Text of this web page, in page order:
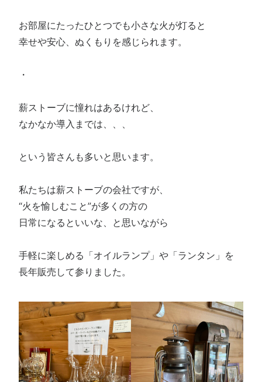
お部屋にたったひとつでも小さな火が灯ると
幸せや安心、ぬくもりを感じられます。
・
薪ストーブに憧れはあるけれど、
なかなか導入までは、、、
という皆さんも多いと思います。
私たちは薪ストーブの会社ですが、
“火を愉しむこと”が多くの方の
日常になるといいな、と思いながら
手軽に楽しめる「オイルランプ」や「ランタン」を
長年販売して参りました。